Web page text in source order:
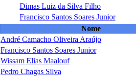
Dimas Luiz da Silva Filho
Francisco Santos Soares Junior
Nome
André Camacho Oliveira Araújo
Francisco Santos Soares Junior
Wissam Elias Maalouf
Pedro Chagas Silva